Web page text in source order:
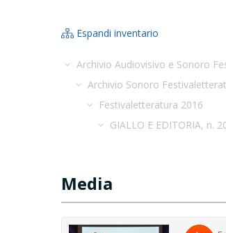
Espandi inventario
Archivio Audiovisivo e Sonoro
Archivio Sonoro
Festivaletteratura 2016
GIALLO E EDITORIA, n.
Media